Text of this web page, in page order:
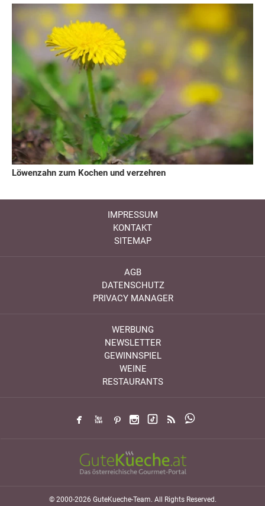
Löwenzahn zum Kochen und verzehren
IMPRESSUM
KONTAKT
SITEMAP
AGB
DATENSCHUTZ
PRIVACY MANAGER
WERBUNG
NEWSLETTER
GEWINNSPIEL
WEINE
RESTAURANTS
© 2000-2026 GuteKueche-Team. All Rights Reserved.